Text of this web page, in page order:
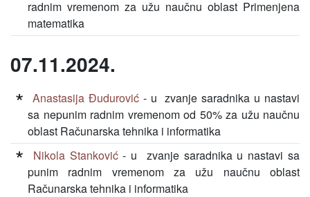
radnim vremenom za užu naučnu oblast Primenjena
matematika
07.11.2024.
Anastasija Đudurović- u zvanje saradnika u nastavi
sa nepunim radnim vremenom od 50% za užu naučnu
oblast Računarska tehnika i informatika
Nikola Stanković- u zvanje saradnika u nastavi sa
punim radnim vremenom za užu naučnu oblast
Računarska tehnika i informatika